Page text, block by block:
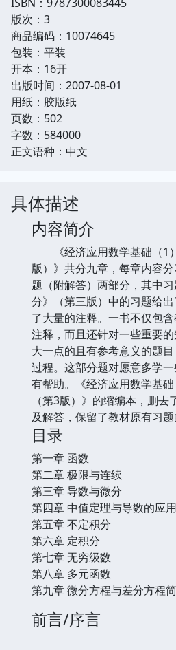
版次：3
商品编码：10074645
包装：平装
开本：16开
出版时间：2007-08-01
用纸：胶版纸
页数：502
字数：584000
正文语种：中文
具体描述
内容简介
《经济应用数学基础（1
版）》共分九章，每章内容
题（附解答）两部分，其中
分》（第三版）中的习题给
了大量的注释。一书不仅包
注释，而且还针对一些重要
大一点的且有参考意义的题
过程。这部分题对愿意多学
有帮助。《经济应用数学基
（第3版）》的缩编本，删
及解答，保留了教材原有习题
目录
第一章 函数
第二章 极限与连续
第三章 导数与微分
第四章 中值定理与导数的应用
第五章 不定积分
第六章 定积分
第七章 无穷级数
第八章 多元函数
第九章 微分方程与差分方程
前言/序言